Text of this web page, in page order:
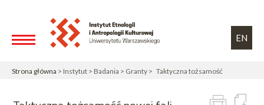
EN
Strona główna > Instytut > Badania > Granty > Taktyczna tożsamość